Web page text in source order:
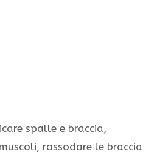
spalle e braccia,
, rassodare le braccia